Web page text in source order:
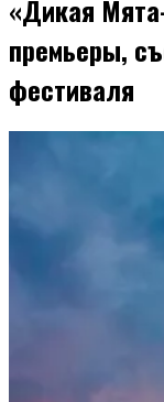
«Дикая
премьеры,
фестиваля